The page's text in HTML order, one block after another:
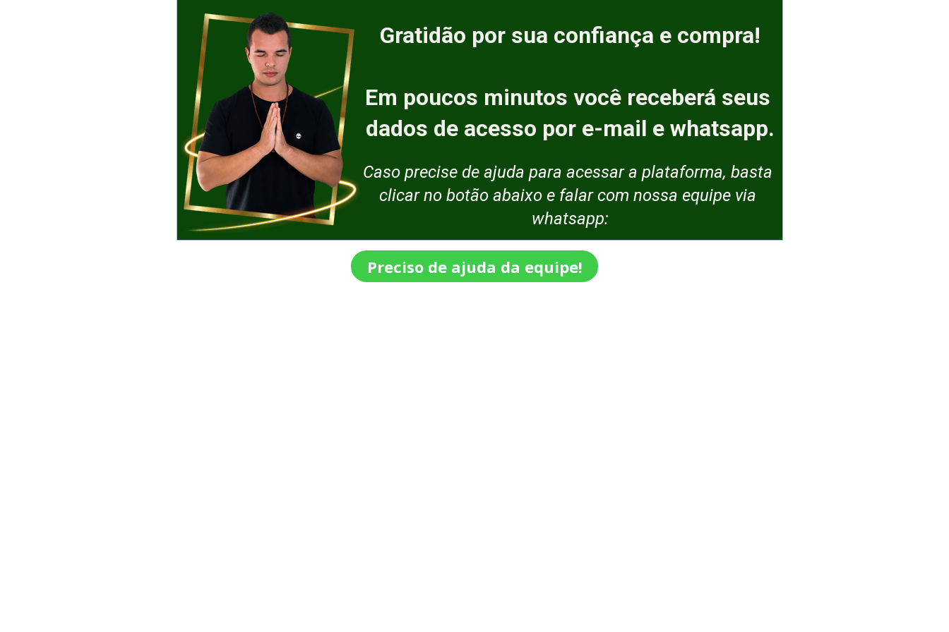
Caso precise de ajuda para acessar a plataforma, basta
clicar no botão abaixo e falar com nossa equipe via
whatsapp:
Gratidão por sua confiança e compra!
Em poucos minutos você receberá seus
dados de acesso por e-mail e whatsapp.
Preciso de ajuda da equipe!